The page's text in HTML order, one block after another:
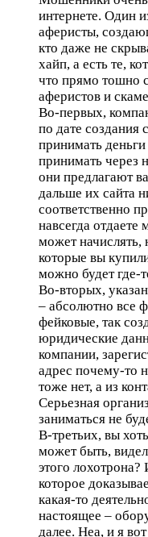
интернете. Один
аферисты,
кто даже не
хайп, а есть те,
что прямо тошно
аферистов и
Во-первых,
по дате создания
принимать
принимать через
они предлагают
дальше их сайта
соответственно
навсегда
может начислять,
которые вы
можно будет где-
Во-вторых,
– абсолютно все
фейковые, так
юридические
компании,
адрес почему-то
тоже нет, а из
Серьезная
заниматься не
В-третьих, вы
может быть,
этого
которое
какая-то
настоящее –
далее. Неа, и я